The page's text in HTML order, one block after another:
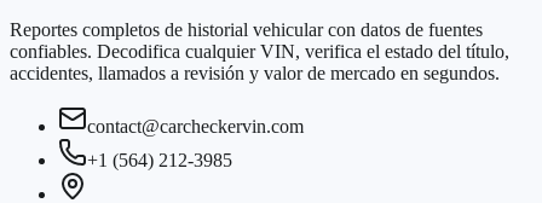
Reportes completos de historial vehicular con datos de fuentes
confiables. Decodifica cualquier VIN, verifica el estado del título,
accidentes, llamados a revisión y valor de mercado en segundos.
contact@carcheckervin.com
+1 (564) 212-3985